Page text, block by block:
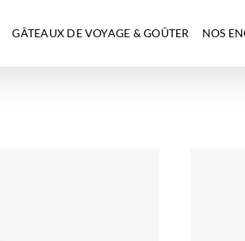
GÂTEAUX DE VOYAGE & GOÛTER NOS